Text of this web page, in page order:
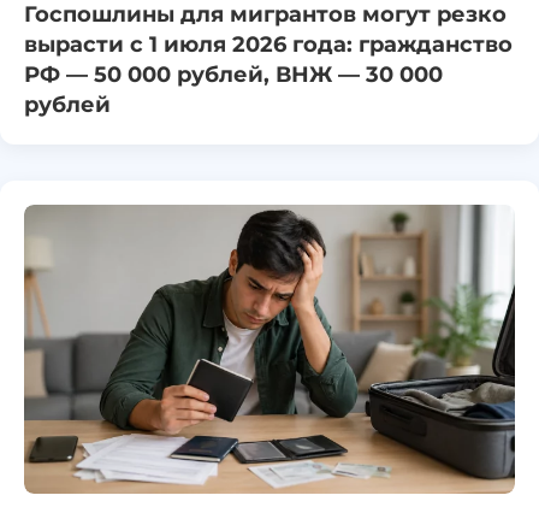
Госпошлины для мигрантов могут резко
вырасти с 1 июля 2026 года: гражданство
РФ — 50 000 рублей, ВНЖ — 30 000
рублей